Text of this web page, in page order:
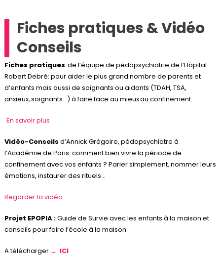
Fiches pratiques & Vidéo
Conseils
Fiches pratiques de l’équipe de pédopsychiatrie de l’Hôpital
Robert Debré: pour aider le plus grand nombre de parents et
d’enfants mais aussi de soignants ou aidants (TDAH, TSA,
anxieux, soignants…) à faire face au mieux au confinement.
En savoir plus
Vidéo-Conseils d’Annick Grégoire, pédopsychiatre à
l’Académie de Paris: comment bien vivre la période de
confinement avec vos enfants ? Parler simplement, nommer leurs
émotions, instaurer des rituels…
Regarder la vidéo
Projet EPOPIA :Guide de Survie avec les enfants à la maison et
conseils pour faire l’école à la maison
A télécharger→ ICI